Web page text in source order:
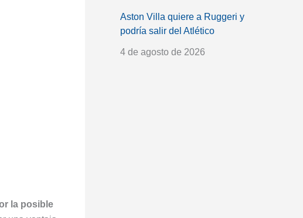
la posible
Aston Villa quiere a Ruggeri y
podría salir del Atlético
4 de agosto de 2026